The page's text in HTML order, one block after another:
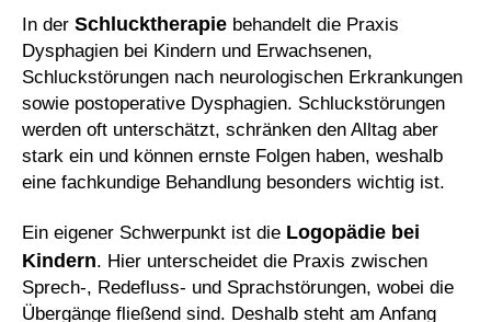
In der Schlucktherapie behandelt die Praxis
Dysphagien bei Kindern und Erwachsenen,
Schluckstörungen nach neurologischen Erkrankungen
sowie postoperative Dysphagien. Schluckstörungen
werden oft unterschätzt, schränken den Alltag aber
stark ein und können ernste Folgen haben, weshalb
eine fachkundige Behandlung besonders wichtig ist.
Ein eigener Schwerpunkt ist die Logopädie bei
Kindern. Hier unterscheidet die Praxis zwischen
Sprech-, Redefluss- und Sprachstörungen, wobei die
Übergänge fließend sind. Deshalb steht am Anfang